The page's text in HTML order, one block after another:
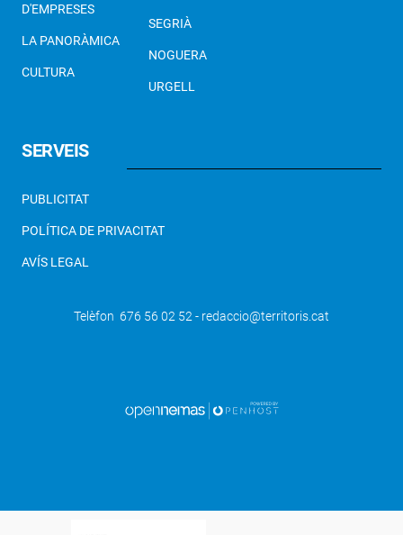
D'EMPRESES
LA PANORÀMICA
CULTURA
SEGRIÀ
NOGUERA
URGELL
SERVEIS
PUBLICITAT
POLÍTICA DE PRIVACITAT
AVÍS LEGAL
Telèfon 676 56 02 52 - redaccio@territoris.cat